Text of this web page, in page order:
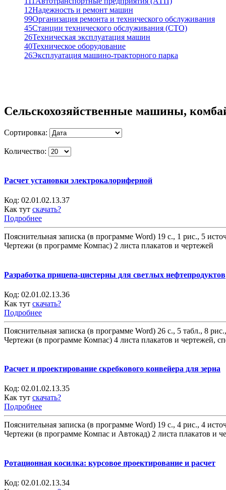
12Надежность и ремонт машин
99Организация ремонта и технического обслуживания
45Станции технического обслуживания (СТО)
26Техническая эксплуатация машин
40Техническое оборудование
26Эксплуатация машино-тракторного парка
Сельскохозяйственные машины,
Сортировка:
Количество:
Расчет установки электрокалориферной
Код: 02.01.02.13.37
Как тут скачать?
Подробнее
Пояснительная записка (в программе Word) 19 с., 1 рис., 5
Чертежи (в программе Компас) 2 листа плакатов и чертежей
Разработка прицепа-цистерны для светлых нефтепродуктов
Код: 02.01.02.13.36
Как тут скачать?
Подробнее
Пояснительная записка (в программе Word) 26 с., 5 табл., 8
Чертежи (в программе Компас) 4 листа плакатов и чертежей,
Расчет и проектирование скребкового конвейера для зерна
Код: 02.01.02.13.35
Как тут скачать?
Подробнее
Пояснительная записка (в программе Word) 19 с., 4 рис., 4
Чертежи (в программе Компас и Автокад) 2 листа плакатов и
Ротационная косилка: курсовое проектирование и расчет
Код: 02.01.02.13.34